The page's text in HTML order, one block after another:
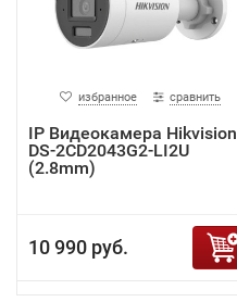
избранное сравнить
IP Видеокамера Hikvision
DS-2CD2043G2-LI2U
(2.8mm)
10 990 руб.